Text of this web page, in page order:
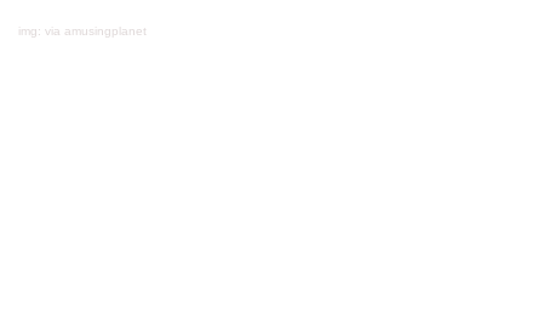
img: via amusingplanet